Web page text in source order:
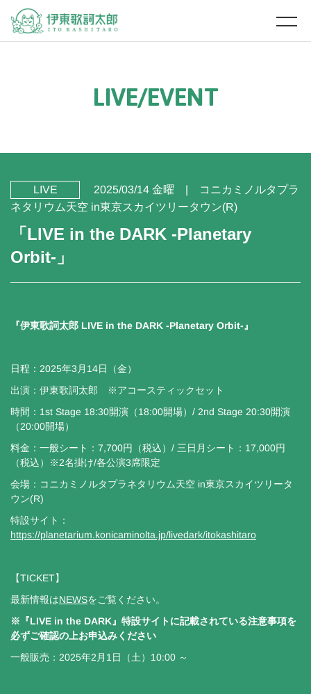
LIVE/EVENT
LIVE 2025/03/14 金曜 コニカミノルタプラ
ネタリウム天空 in東京スカイツリータウン(R)
「LIVE in the DARK -Planetary
Orbit-」
『伊東歌詞太郎 LIVE in the DARK -Planetary Orbit-』
日程：2025年3月14日（金）
出演：伊東歌詞太郎 ※アコースティックセット
時間：1st Stage 18:30開演（18:00開場）/ 2nd Stage 20:30開演
（20:00開場）
料金：一般シート：7,700円（税込）/ 三日月シート：17,000円
（税込）※2名掛け/各公演3席限定
会場：コニカミノルタプラネタリウム天空 in東京スカイツリータ
ウン(R)
特設サイト：
https://planetarium.konicaminolta.jp/livedark/itokashitaro
【TICKET】
最新情報はNEWSをご覧ください。
※『LIVE in the DARK』特設サイトに記載されている注意事項を
必ずご確認の上お申込みください
一般販売：2025年2月1日（土）10:00 ～